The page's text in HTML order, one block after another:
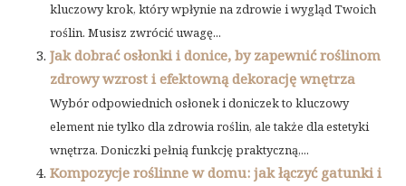
kluczowy krok, który wpłynie na zdrowie i wygląd Twoich
roślin. Musisz zwrócić uwagę...
Jak dobrać osłonki i donice, by zapewnić roślinom
zdrowy wzrost i efektowną dekorację wnętrza
Wybór odpowiednich osłonek i doniczek to kluczowy
element nie tylko dla zdrowia roślin, ale także dla estetyki
wnętrza. Doniczki pełnią funkcję praktyczną,...
Kompozycje roślinne w domu: jak łączyć gatunki i